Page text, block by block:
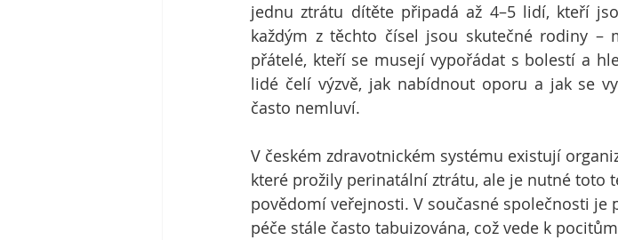
jednu ztrátu dítěte připadá až 4–5 lidí, kteří
každým z těchto čísel jsou skutečné rodiny –
přátelé, kteří se musejí vypořádat s bolestí a
lidé čelí výzvě, jak nabídnout oporu a jak se
často nemluví.
V českém zdravotnickém systému existují
které prožily perinatální ztrátu, ale je nutné toto
povědomí veřejnosti. V současné společnosti
péče stále často tabuizována, což vede k